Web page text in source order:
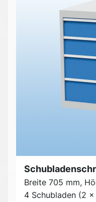
Breite 705 mm,
4 Schubladen (2